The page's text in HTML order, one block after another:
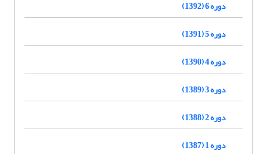
دوره 6 (1392)
دوره 5 (1391)
دوره 4 (1390)
دوره 3 (1389)
دوره 2 (1388)
دوره 1 (1387)